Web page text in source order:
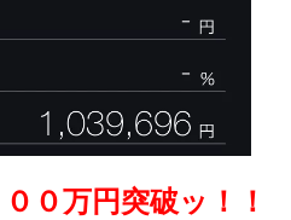
００万円突破ッ！！